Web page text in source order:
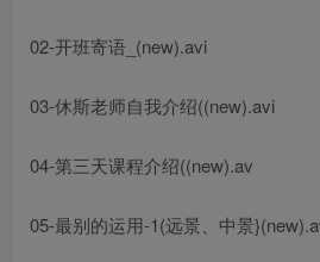
02-开班寄语_(new).avi
03-休斯老师自我介绍((new).avi
04-第三天课程介绍((new).av
05-最别的运用-1(远景、中景